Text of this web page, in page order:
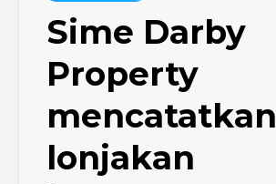
Sime Darby
Property
mencatatkan
lonjakan